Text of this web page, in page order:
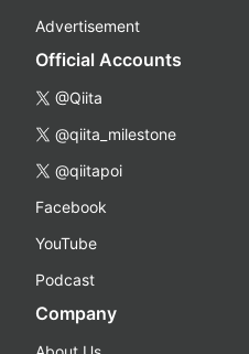
Advertisement
Official Accounts
@Qiita
@qiita_milestone
@qiitapoi
Facebook
YouTube
Podcast
Company